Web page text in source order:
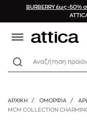
BURBERRY έως -50%
Αναζήτηση
ΑΡΧΙΚΉ / ΟΜΟΡΦΙΑ /
MCM COLLECTION